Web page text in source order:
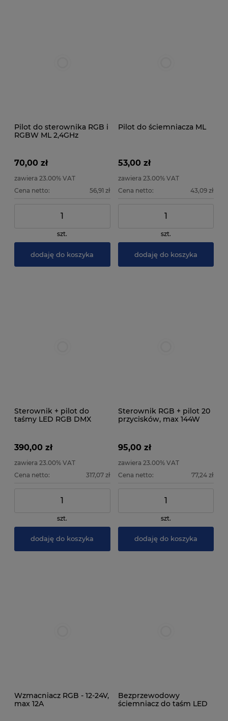
Pilot do sterownika RGB i
RGBW ML 2,4GHz
70,00 zł
zawiera 23.00% VAT
Cena netto:
56,91 zł
szt.
dodaję do koszyka
Pilot do ściemniacza ML
53,00 zł
zawiera 23.00% VAT
Cena netto:
43,09 zł
szt.
dodaję do koszyka
Sterownik + pilot do
taśmy LED RGB DMX
390,00 zł
zawiera 23.00% VAT
Cena netto:
317,07 zł
szt.
dodaję do koszyka
Sterownik RGB + pilot 20
przycisków, max 144W
95,00 zł
zawiera 23.00% VAT
Cena netto:
77,24 zł
szt.
dodaję do koszyka
Wzmacniacz RGB - 12-24V,
max 12A
Bezprzewodowy
ściemniacz do taśm LED